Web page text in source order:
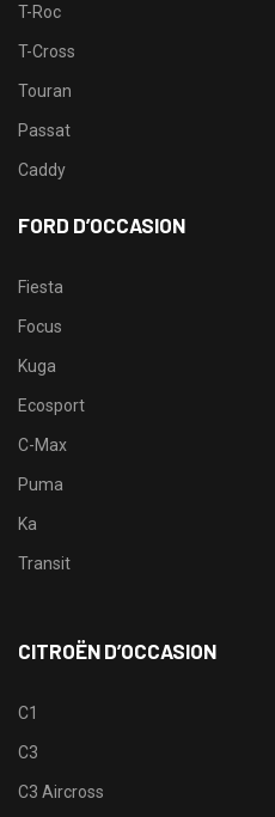
T-Roc
T-Cross
Touran
Passat
Caddy
FORD D’OCCASION
Fiesta
Focus
Kuga
Ecosport
C-Max
Puma
Ka
Transit
CITROËN D’OCCASION
C1
C3
C3 Aircross